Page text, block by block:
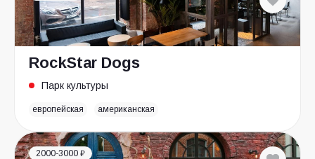
RockStar Dogs
Парк культуры
европейская американская
2000-3000 ₽